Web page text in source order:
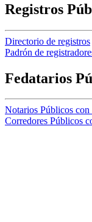
Registros
Directorio de registros
Padrón de
Fedatarios
Notarios Públicos
Corredores Públicos